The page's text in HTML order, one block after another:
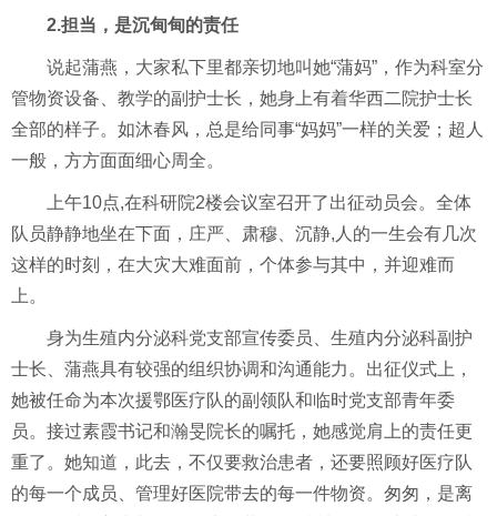
2.担当，是沉甸甸的责任
说起蒲燕，大家私下里都亲切地叫她“蒲妈”，作为科室分
管物资设备、教学的副护士长，她身上有着华西二院护士长
全部的样子。如沐春风，总是给同事“妈妈”一样的关爱；超人
一般，方方面面细心周全。
上午10点,在科研院2楼会议室召开了出征动员会。全体
队员静静地坐在下面，庄严 、肃穆 、沉静, 人的一生会有几次
这样的时刻，在大灾大难面前，个体参与其中，并迎难而
上。
身为生殖内分泌科党支部宣传委员、生殖内分泌科副护
士长、蒲燕具有较强的组织协调和沟通能力。出征仪式上，
她被任命为本次援鄂医疗队的副领队和临时党支部青年委
员。接过素霞书记和瀚旻院长的嘱托，她感觉肩上的责任更
重了 。她知道，此去，不仅要救治患者，还要照顾好医疗队
的每一个成员、管理好医院带去的每一件物资。匆匆，是离